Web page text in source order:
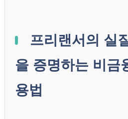
프리랜서의 실
을 증명하는 비금
용법